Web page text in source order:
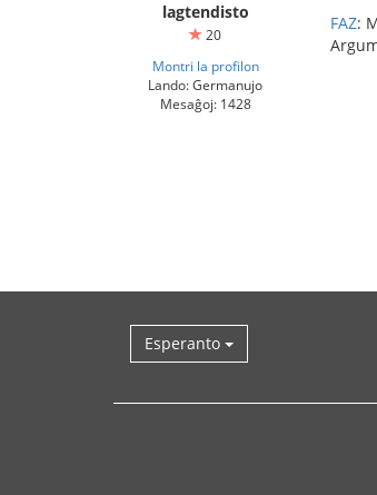
lagtendisto
20
Montri la profilon
Lando: Germanujo
Mesaĝoj: 1428
FAZ:
Esperanto